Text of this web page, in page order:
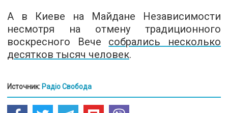
А в Киеве на Майдане Независимости
несмотря на отмену традиционного
воскресного Вече собрались несколько
десятков тысяч человек.
Источник: Радіо Свобода